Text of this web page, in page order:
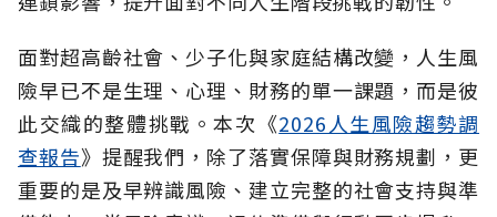
面對超高齡社會、少子化與家庭結構改變，人生風
險早已不是生理、心理、財務的單一課題，而是彼
此交織的整體挑戰。本次《2026人生風險趨勢調
查報告》提醒我們，除了落實保障與財務規劃，更
重要的是及早辨識風險、建立完整的社會支持與準